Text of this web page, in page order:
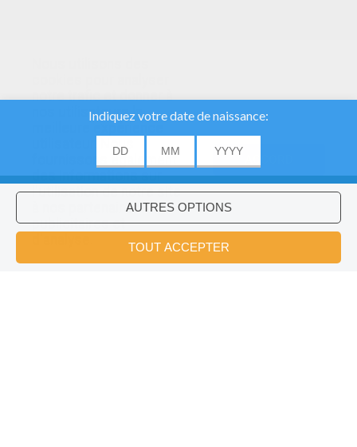
notre trafic et donner à
nos utilisateurs la
meilleure expérience
utilisateur. Nous
fournissons également
des informations sur
l'utilisation de notre site
à nos partenaires
publicitaires et
Voulez-vous installer l'application
Hellokids?
OK
×